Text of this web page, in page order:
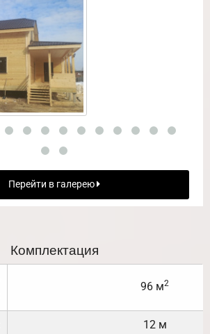
Перейти в галерею
Комплектация
96 м2
12 м